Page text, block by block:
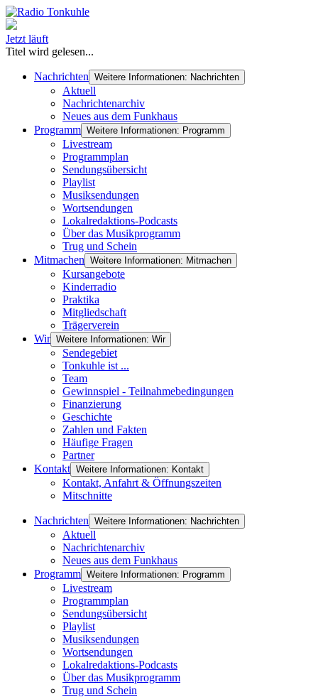
Jetzt läuft
Titel wird gelesen...
Nachrichten Weitere Informationen: Nachrichten
Aktuell
Nachrichtenarchiv
Neues aus dem Funkhaus
Programm Weitere Informationen: Programm
Livestream
Programmplan
Sendungsübersicht
Playlist
Musiksendungen
Wortsendungen
Lokalredaktions-Podcasts
Über das Musikprogramm
Trug und Schein
Mitmachen Weitere Informationen: Mitmachen
Kursangebote
Kinderradio
Praktika
Mitgliedschaft
Trägerverein
Wir Weitere Informationen: Wir
Sendegebiet
Tonkuhle ist ...
Team
Gewinnspiel - Teilnahmebedingungen
Finanzierung
Geschichte
Zahlen und Fakten
Häufige Fragen
Partner
Kontakt Weitere Informationen: Kontakt
Kontakt, Anfahrt & Öffnungszeiten
Mitschnitte
Nachrichten Weitere Informationen: Nachrichten
Aktuell
Nachrichtenarchiv
Neues aus dem Funkhaus
Programm Weitere Informationen: Programm
Livestream
Programmplan
Sendungsübersicht
Playlist
Musiksendungen
Wortsendungen
Lokalredaktions-Podcasts
Über das Musikprogramm
Trug und Schein